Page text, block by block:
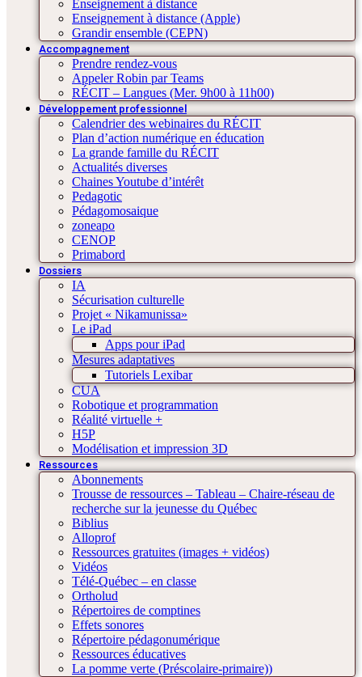
Enseignement à distance
Enseignement à distance (Apple)
Grandir ensemble (CEPN)
Accompagnement
Prendre rendez-vous
Appeler Robin par Teams
RÉCIT – Langues (Mer. 9h00 à 11h00)
Développement professionnel
Calendrier des webinaires du RÉCIT
Plan d’action numérique en éducation
La grande famille du RÉCIT
Actualités diverses
Chaines Youtube d’intérêt
Pedagotic
Pédagomosaique
zoneapo
CENOP
Primabord
Dossiers
IA
Sécurisation culturelle
Projet « Nikamunissa»
Le iPad
Apps pour iPad
Mesures adaptatives
Tutoriels Lexibar
CUA
Robotique et programmation
Réalité virtuelle +
H5P
Modélisation et impression 3D
Ressources
Abonnements
Trousse de ressources – Tableau – Chaire-réseau de
recherche sur la jeunesse du Québec
Biblius
Alloprof
Ressources gratuites (images + vidéos)
Vidéos
Télé-Québec – en classe
Ortholud
Répertoires de comptines
Effets sonores
Répertoire pédagonumérique
Ressources éducatives
La pomme verte (Préscolaire-primaire))